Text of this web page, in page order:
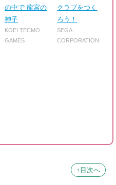
の中で 龍宮の
神子
KOEI TECMO
GAMES
クラブをつく
ろう！
SEGA
CORPORATION
↑目次へ